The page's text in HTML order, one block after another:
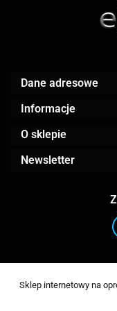
Dane adresowe
Informacje
O sklepie
Newsletter
Sklep internetowy na